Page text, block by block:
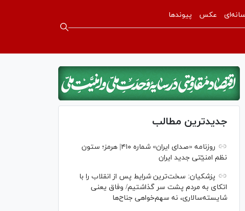
عکس پیوندها
جدیدترین مطالب
روزنامه «صدای ایران» شماره ۴۱۰| هرمز؛ ستون
نظم امنیّتی جدید ایران
پزشکیان: سخت‌ترین شرایط پس از انقلاب را با
اتکای به مردم پشت سر گذاشتیم/ وفاق یعنی
شایسته‌سالاری، نه سهم‌خواهی جناح‌ها